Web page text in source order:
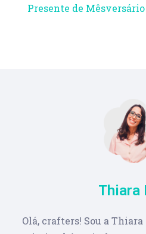
Presente de
Thiara
Olá, crafters! Sou a